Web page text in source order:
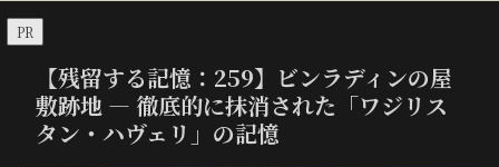
PR
【残留する記憶：259】ビンラディンの屋
敷跡地 — 徹底的に抹消された「ワジリス
タン・ハヴェリ」の記憶